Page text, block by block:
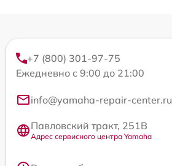
+7 (800) 301-97-75
Ежедневно с 9:00 до 21:00
info@yamaha-repair-center.ru
Павловский тракт, 251В
Адрес сервисного центра Yamaha